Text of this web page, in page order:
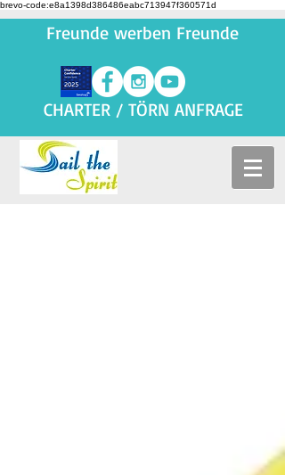
brevo-code:e8a1398d386486eabc713947f360571d
Freunde werben Freunde
CHARTER / TÖRN ANFRAGE